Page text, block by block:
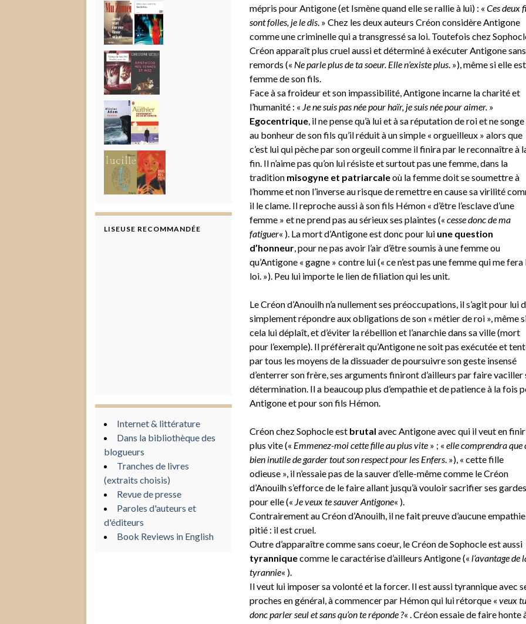
mépris pour Antigone (et Ismène quand elle se rallie à lui) : « Ces deux
sont folles, je le dis. » Chez les deux auteurs Créon considère Antigone
comme une criminelle qui a transgressé sa loi. Toutefois chez
Créon apparaît plus cruel aussi et déterminé à exécuter Antigone sans
remords (« Ne parle plus de ta soeur. Elle n’existe plus. »), même si elle
femme de son fils.
Face à sa froideur et son impassibilité, Antigone incarne la charité et
l’humanité : « Je ne suis pas née pour haïr, je suis née pour aimer. »
Egocentrique, il ne pense qu’à lui et à sa réputation de roi et ne songe
au bonheur de son fils qu’il réduit à un simple « orgueilleux » alors que
c’est lui qui pèche par son orgeuil comme il finira par le reconnaître à
fin. Il n’aime pas qu’on lui résiste et surtout pas une femme, dans la
tradition misogyne et patriarcaleoù la femme doit se soumettre à
l’homme et non l’inverse au risque de remettre en cause sa virilité
il le clame. Il reproche aussi à son fils Hémon « d’être l’esclave d’une
femme » et ne prend pas au sérieux ses plaintes (« cesse donc de ma
fatiguer« ). La mort d’Antigone est donc pour lui une question
d’honneur, pour ne pas avoir l’air d’être soumis à une femme ou
qu’Antigone « gagne » contre lui (« ce n’est pas une femme qui me fera
loi. »). Peu lui importe le lien de filiation qui les unit.
Le Créon d’Anouilh n’a nullement ses préoccupations, il s’agit pour lui
simplement répondre aux obligations de son « métier de roi », même
cela lui déplaît, et d’éviter la rébellion et l’anarchie dans sa ville (mort
pour l’exemple). Il préfèrerait qu’Antigone ne soit pas exécutée et
par tous les moyens de la dissuader de poursuivre son geste insensé
d’enterrer son frère, ses arguments finiront d’ailleurs par faire vaciller
détermination. Il a beaucoup plus d’empathie et de patience à la fois
Antigone et pour son fils Hémon.
Créon chez Sophocle est brutal avec Antigone avec qui il veut en finir
plus vite (« Emmenez-moi cette fille au plus vite» ; « elle comprendra que
bien inutile de garder tout son respect pour les Enfers. »), « cette fille
odieuse », il n’essaie pas de la sauver d’elle-même comme le Créon
d’Anouilh s’efforce de le faire allant jusqu’à vouloir sacrifier ses gardes
pour elle (« Je veux te sauver Antigone« ).
Contrairement au Créon d’Anouilh, il ne fait preuve d’aucune
pitié : il est cruel.
Outre d’apparaître comme sans coeur, le Créon de Sophocle est aussi
tyranniquecomme le caractérise d’ailleurs Antigone (« l’avantage de
tyrannie« ).
Il veut lui imposer sa volonté et la forcer. Il est aussi tyrannique avec
proches en général, à commencer par Hémon qui lui rétorque « veux tu
donc parler seul et sans qu’on te réponde ?« . Créon essaie de faire honte
LISEUSE RECOMMANDÉE
Internet & littérature
Dans la bibliothèque des
blogueurs
Tranches de livres
(extraits choisis)
Revue de presse
Paroles d'auteurs et
d'éditeurs
Book Reviews in English